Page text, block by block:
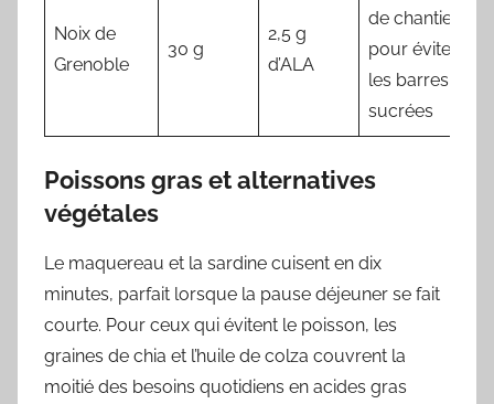
Noix de
Grenoble
30 g
2,5 g
d’ALA
de chantier
pour éviter
les barres
sucrées
Poissons gras et alternatives
végétales
Le maquereau et la sardine cuisent en dix
minutes, parfait lorsque la pause déjeuner se fait
courte. Pour ceux qui évitent le poisson, les
graines de chia et l’huile de colza couvrent la
moitié des besoins quotidiens en acides gras